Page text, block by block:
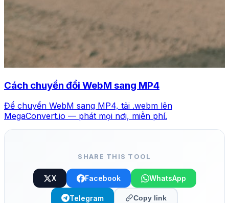
Cách chuyển đổi WebM sang MP4
Để chuyển WebM sang MP4, tải .webm lên
MegaConvert.io — phát mọi nơi, miễn phí.
SHARE THIS TOOL
X Facebook WhatsApp
Telegram Copy link